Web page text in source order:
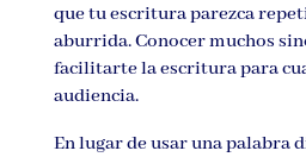
que tu escritura parezca
aburrida. Conocer muchos
facilitarte la escritura para
audiencia.
En lugar de usar una palabra